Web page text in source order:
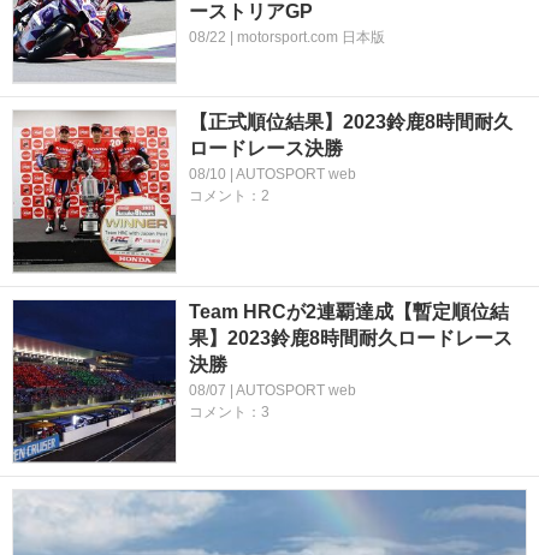
ーストリアGP
08/22 | motorsport.com 日本版
【正式順位結果】2023鈴鹿8時間耐久
ロードレース決勝
08/10 | AUTOSPORT web
コメント：2
Team HRCが2連覇達成【暫定順位結
果】2023鈴鹿8時間耐久ロードレース
決勝
08/07 | AUTOSPORT web
コメント：3